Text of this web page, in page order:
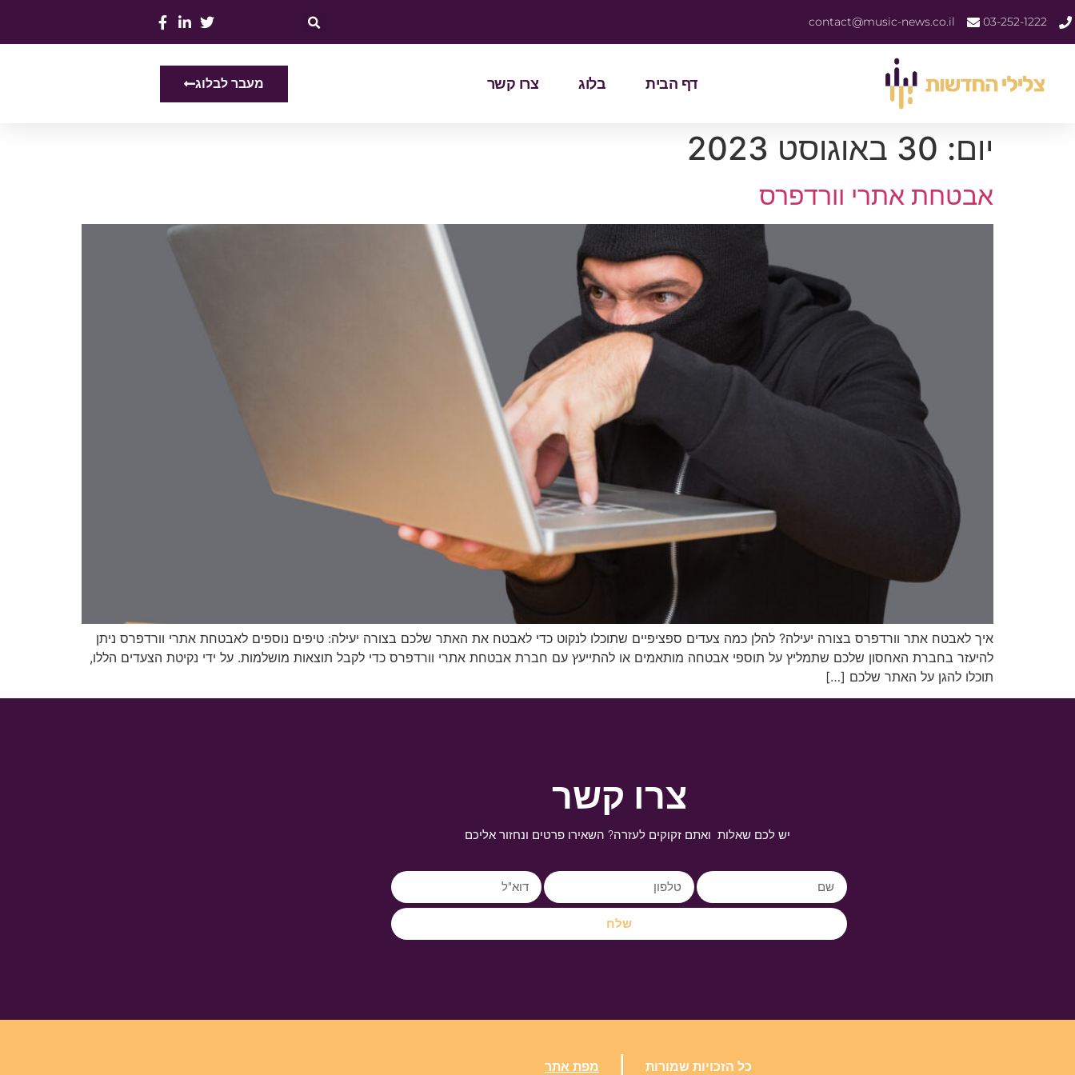
03-252-1222
contact@music-news.co.il
דף הבית בלוג צרו קשר מעבר לבלוג
יום: 30 באוגוסט 2023
אבטחת אתרי וורדפרס
איך לאבטח אתר וורדפרס בצורה יעילה? להלן כמה צעדים ספציפיים שתוכלו לנקוט כדי לאבטח את האתר שלכם בצורה יעילה: טיפים נוספים לאבטחת אתרי וורדפרס ניתן
להיעזר בחברת האחסון שלכם שתמליץ על תוספי אבטחה מותאמים או להתייעץ עם חברת אבטחת אתרי וורדפרס כדי לקבל תוצאות מושלמות. על ידי נקיטת הצעדים הללו,
תוכלו להגן על האתר שלכם […]
צרו קשר
יש לכם שאלות ואתם זקוקים לעזרה? השאירו פרטים ונחזור אליכם
שלח
כל הזכויות שמורות | מפת אתר